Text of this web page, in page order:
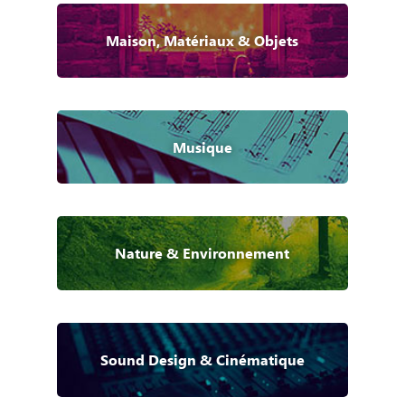
Maison, Matériaux & Objets
Musique
Nature & Environnement
Sound Design & Cinématique